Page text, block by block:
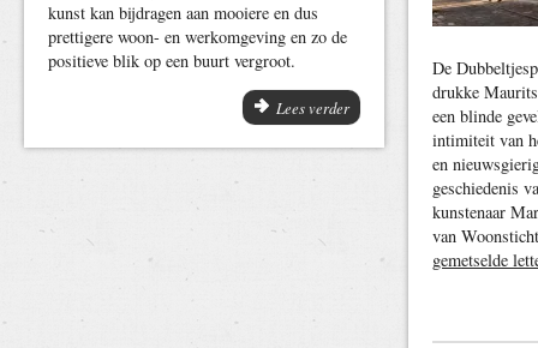
kunst kan bijdragen aan mooiere en dus
prettigere woon- en werkomgeving en zo de
positieve blik op een buurt vergroot.
Lees verder
De
drukke
een blinde
intimiteit van
en
geschiedenis
kunstenaar
van
gemetselde